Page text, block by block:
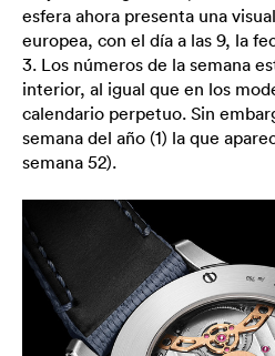
esfera ahora presenta una
europea, con el día a las 9, la
3. Los números de la semana
interior, al igual que en los
calendario perpetuo. Sin
semana del año (1) la que
semana 52).